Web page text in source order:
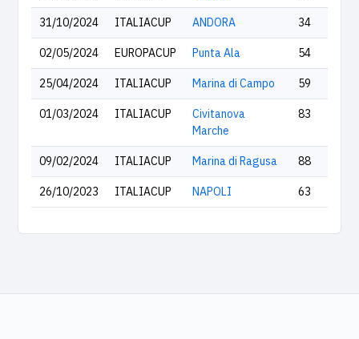
31/10/2024 ITALIACUP ANDORA 34
02/05/2024 EUROPACUP Punta Ala 54
25/04/2024 ITALIACUP Marina di Campo 59
01/03/2024 ITALIACUP
Civitanova
Marche
83
09/02/2024 ITALIACUP Marina di Ragusa 88
26/10/2023 ITALIACUP NAPOLI 63